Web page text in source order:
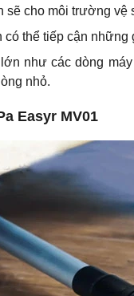
sẽ cho môi trường vệ
thể tiếp cận những
như các dòng
nhỏ.
Easyr MV01